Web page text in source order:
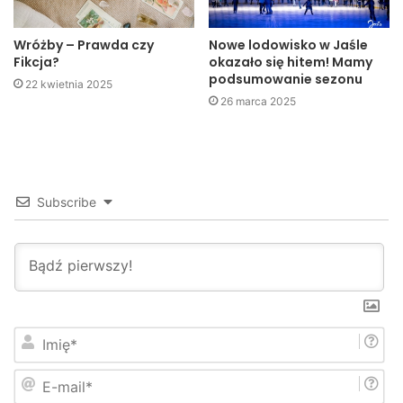
Wróżby – Prawda czy
Fikcja?
22 kwietnia 2025
Nowe lodowisko w Jaśle
okazało się hitem! Mamy
podsumowanie sezonu
26 marca 2025
Subscribe
i